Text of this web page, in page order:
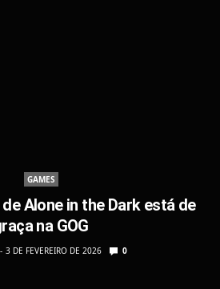
GAMES
Alone in the Dark está de
na GOG
3 DE FEVEREIRO DE 2026 0